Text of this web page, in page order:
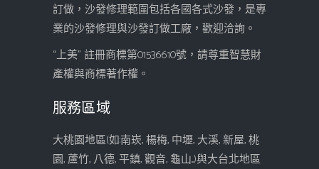
訂做，沙發修理範圍包括各國各式沙發，是專
業的沙發修理與沙發訂做工廠，歡迎洽詢。
“上美” 註冊商標第01536610號，請尊重智慧財
產權與商標著作權。
服務區域
大桃園地區(如:南崁, 楊梅, 中壢, 大溪, 新屋, 桃
園, 蘆竹, 八德, 平鎮, 觀音, 龜山...)與大台北地區